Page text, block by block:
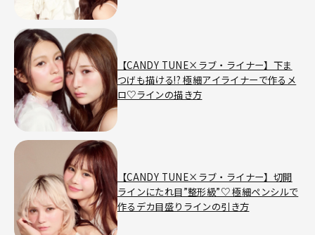
【CANDY TUNE×ラブ・ライナー】下ま
つげも描ける!? 極細アイライナーで作るメ
ロ♡ラインの描き方
【CANDY TUNE×ラブ・ライナー】切開
ラインにたれ目”整形級”♡ 極細ペンシルで
作るデカ目盛りラインの引き方